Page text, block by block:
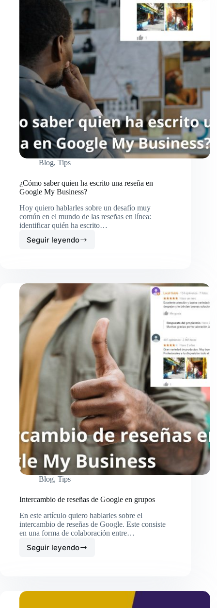
Blog, Tips
¿Cómo saber quien ha escrito una reseña en
Google My Business?
Hoy quiero hablarles sobre un desafío muy
común en el mundo de las reseñas en línea:
identificar quién ha escrito…
Seguir leyendo
¿Cómo
una
reseña
Google
My
Business?
Blog, Tips
Intercambio de reseñas de Google en grupos
En este artículo quiero hablarles sobre el
intercambio de reseñas de Google. Este consiste
en una forma de colaboración entre…
Seguir leyendo
Intercambio